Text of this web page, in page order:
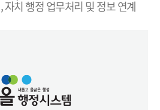
치 행정 업무처리 및 정보 연계